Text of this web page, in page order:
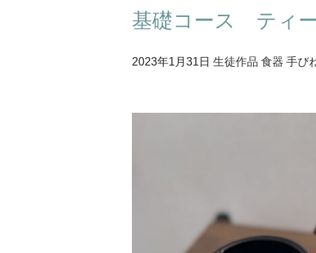
基礎コース ティ
2023年1月31日 生徒作品 食器 手び